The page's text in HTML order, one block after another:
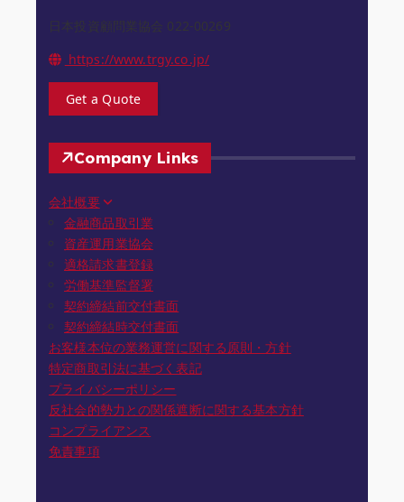
日本投資顧問業協会 022-00269
https://www.trgy.co.jp/
Get a Quote
Company Links
会社概要
金融商品取引業
資産運用業協会
適格請求書登録
労働基準監督署
契約締結前交付書面
契約締結時交付書面
お客様本位の業務運営に関する原則・方針
特定商取引法に基づく表記
プライバシーポリシー
反社会的勢力との関係遮断に関する基本方針
コンプライアンス
免責事項